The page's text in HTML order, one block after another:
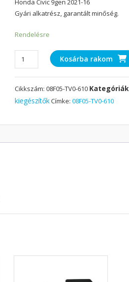
Honda Civic 9gen 2021-16
Gyári alkatrész, garantált minőség.
Rendelésre
Küszöb
díszítés
Civic
9gen
5
2012-
gyári
Kosárba rakom
Cikkszám:08F05-TV0-610
kiegészítőkCímke:08F05-TV0-610